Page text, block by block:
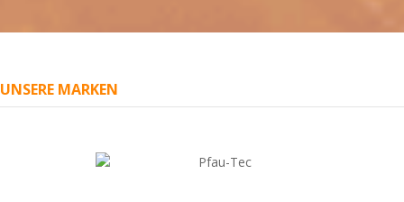
UNSERE MARKEN